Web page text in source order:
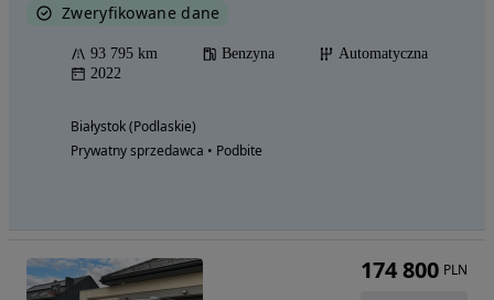
Zweryfikowane dane
93 795 km Benzyna
Automatyczna
2022
Białystok (Podlaskie)
Prywatny sprzedawca • Podbite
174 800 PLN